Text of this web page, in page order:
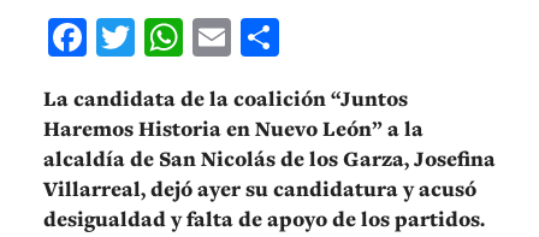
Facebook
Twitter
WhatsApp
Email
La candidata de la coalición “Juntos
Haremos Historia en Nuevo León” a la
alcaldía de San Nicolás de los Garza, Josefina
Villarreal, dejó ayer su candidatura y acusó
desigualdad y falta de apoyo de los partidos.